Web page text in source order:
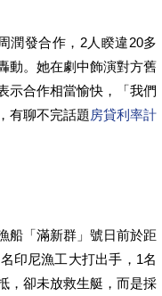
潤發合作，2人睽違20多
動。她在劇中飾演對方舊
示合作相當愉快，「我們
有聊不完話題 房貸利率計
船「滿新群」號日前於距
印尼漁工大打出手，1名
，卻未放救生艇，而是採